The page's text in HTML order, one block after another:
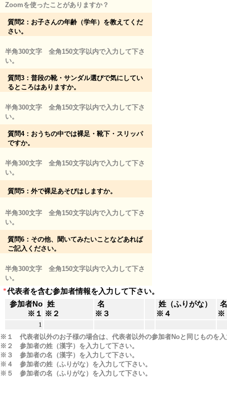
Zoomを使ったことがありますか？
質問2：お子さんの年齢（学年）を教えてくだ
さい。
半角300文字 全角150文字以内で入力して下さ
い。
質問3：普段の靴・サンダル選びで気にしてい
るところはありますか。
半角300文字 全角150文字以内で入力して下さ
い。
質問4：おうちの中では裸足・靴下・スリッパ
ですか。
半角300文字 全角150文字以内で入力して下さ
い。
質問5：外で裸足あそびはしますか。
半角300文字 全角150文字以内で入力して下さ
い。
質問6：その他、聞いてみたいことなどあれば
ご記入ください。
半角300文字 全角150文字以内で入力して下さ
い。
*代表者を含む参加者情報を入力して下さい。
参加者No
※１
姓
※２
名
※３
姓（ふりがな）
※４
※
1
※１ 代表者以外のお子様の場合は、代表者以外の参加者Noと同じものを入
※２ 参加者の姓（漢字）を入力して下さい。
※３ 参加者の名（漢字）を入力して下さい。
※４ 参加者の姓（ふりがな）を入力して下さい。
※５ 参加者の名（ふりがな）を入力して下さい。